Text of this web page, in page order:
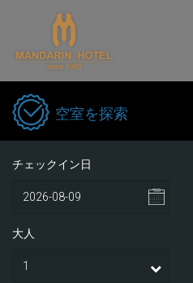
空室を探索
チェックイン日
大人